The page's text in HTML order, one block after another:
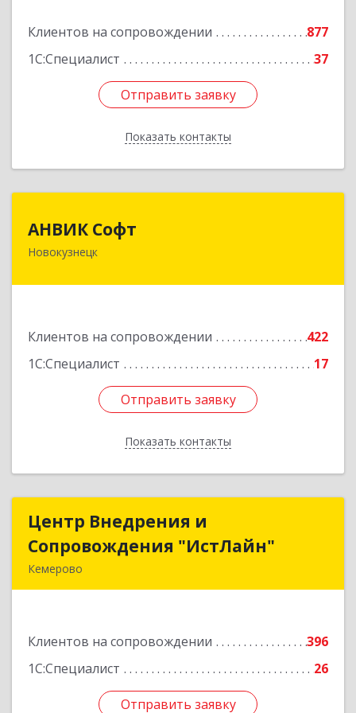
Клиентов на сопровождении
877
1С:Специалист
37
Отправить заявку
Показать контакты
Отправить заявку
Назад
АНВИК Софт
Новокузнецк
Клиентов на сопровождении
422
1С:Специалист
17
Отправить заявку
Показать контакты
654079, Кемеровская область - Кузбасс,
Отправить заявку
Назад
Центр Внедрения и
Сопровождения "ИстЛайн"
Кемерово
Клиентов на сопровождении
396
1С:Специалист
26
Отправить заявку
Центр Внедрения и
Сопровождения "ИстЛайн"
Подробнее
Отправить заявку